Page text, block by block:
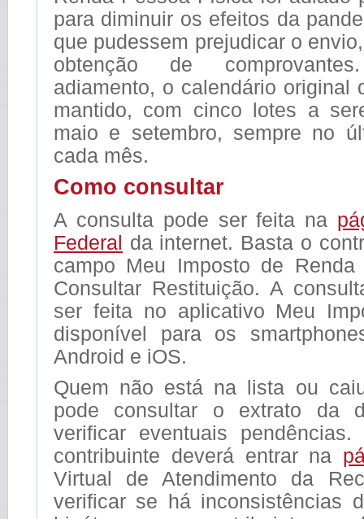
para diminuir os efeitos da
que pudessem prejudicar o
obtenção de
adiamento, o calendário original
mantido, com cinco lotes a
maio e setembro, sempre no
cada mês.
Como consultar
A consulta pode ser feita na
Federal da internet. Basta o
campo Meu Imposto de
Consultar Restituição. A
ser feita no aplicativo Meu
disponível para os
Android e iOS.
Quem não está na lista ou
pode consultar o extrato da
verificar eventuais
contribuinte deverá entrar na
Virtual de Atendimento da
verificar se há inconsistências